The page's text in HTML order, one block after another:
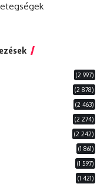
(2 997)
(2 878)
(2 463)
(2 274)
(2 242)
(1 861)
(1 597)
(1 421)